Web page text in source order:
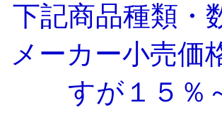
下記商品種類・
メーカー小売価
すが１５％